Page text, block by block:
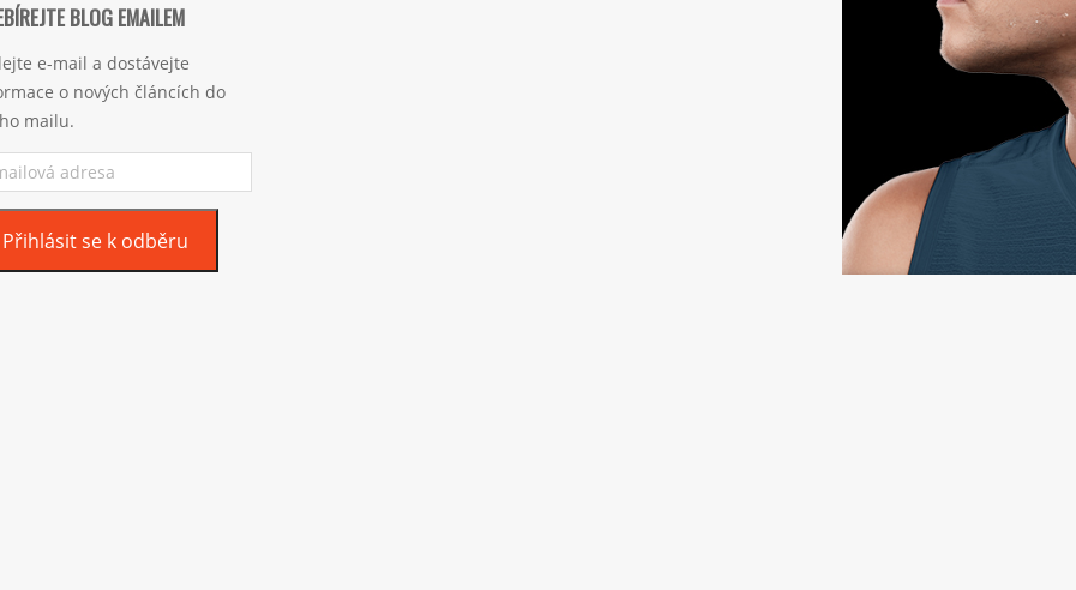
BLOG EMAILEM
e-mail a dostávejte
o nových článcích do
mailu.
Přihlásit se k odběru